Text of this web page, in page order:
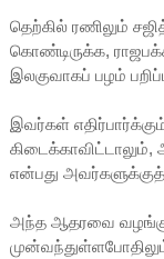
தெற்கில் ரணிலும்
கொண்டிருக்க,
இலகுவாகப் பழம்
இவர்கள்
என்பது அவர்களுக்குத்
அந்த ஆதரவை